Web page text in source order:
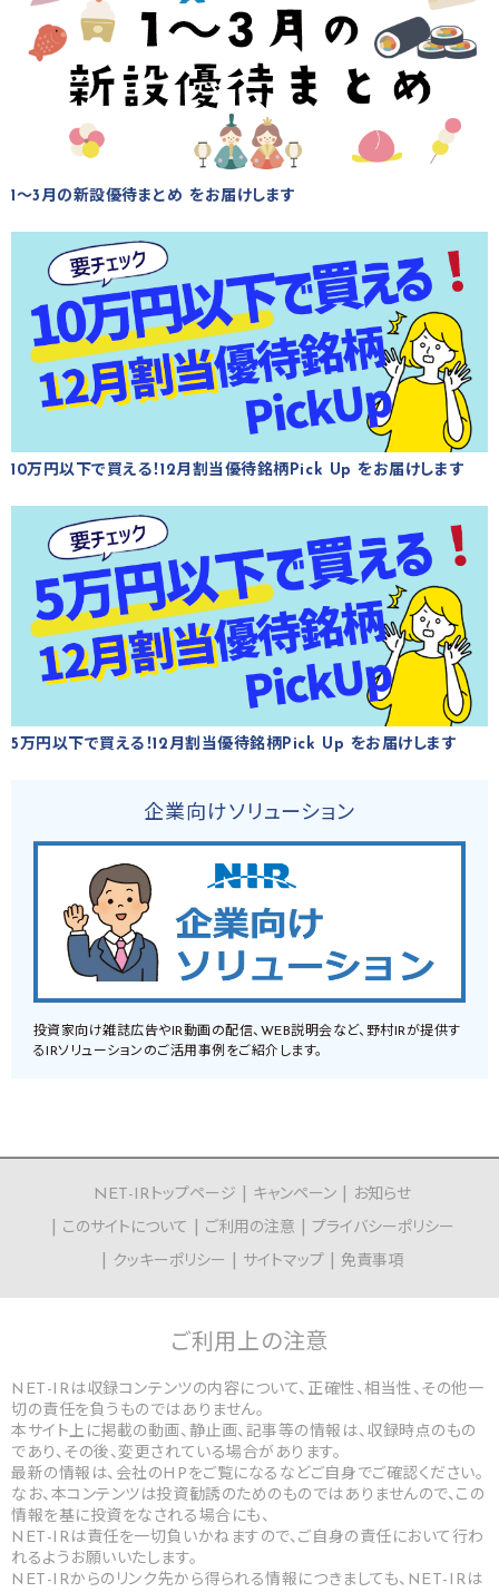
1～3月の新設優待まとめ をお届けします
10万円以下で買える！12月割当優待銘柄Pick Up をお届けします
5万円以下で買える！12月割当優待銘柄Pick Up をお届けします
企業向けソリューション
投資家向け雑誌広告やIR動画の配信、WEB説明会など、野村IRが提供す
るIRソリューションのご活用事例をご紹介します。
NET-IRトップページ キャンペーン
お知らせ
このサイトについて
ご利用の注意
プライバシーポリシー
クッキーポリシー
サイトマップ 免責事項
ご利用上の注意
NET-IRは収録コンテンツの内容について、正確性、相当性、その他一
切の責任を負うものではありません。
本サイト上に掲載の動画、静止画、記事等の情報は、収録時点のもの
であり、その後、変更されている場合があります。
最新の情報は、会社のHPをご覧になるなどご自身でご確認ください。
なお、本コンテンツは投資勧誘のためのものではありませんので、この
情報を基に投資をなされる場合にも、
NET-IRは責任を一切負いかねますので、ご自身の責任において行わ
れるようお願いいたします。
NET-IRからのリンク先から得られる情報につきましても、NET-IRは